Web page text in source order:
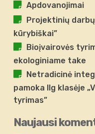
Apdovanojimai
Projektinių
kūrybiškai”
Bioįvairovės
ekologiniame take
Netradicinė
pamoka IIg klasėje
tyrimas”
Naujausi